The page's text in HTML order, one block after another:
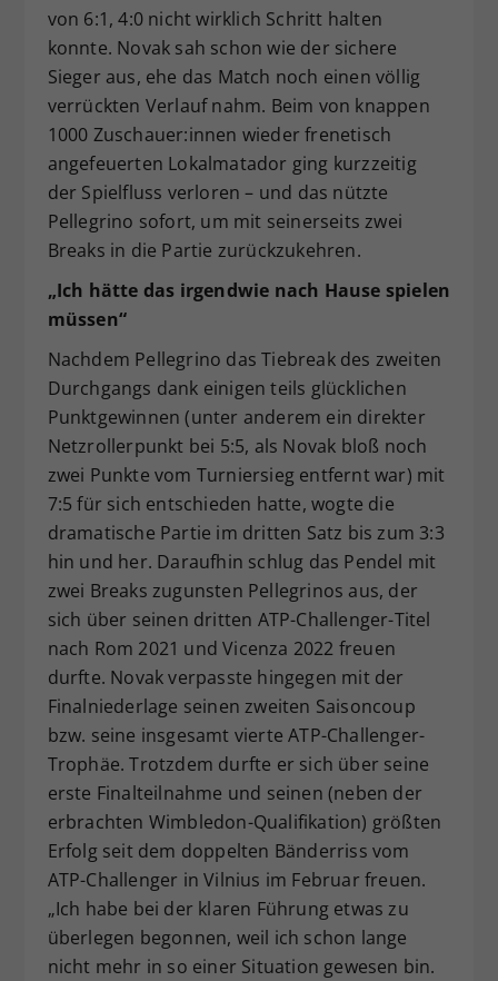
von 6:1, 4:0 nicht wirklich Schritt halten
konnte. Novak sah schon wie der sichere
Sieger aus, ehe das Match noch einen völlig
verrückten Verlauf nahm. Beim von knappen
1000 Zuschauer:innen wieder frenetisch
angefeuerten Lokalmatador ging kurzzeitig
der Spielfluss verloren – und das nützte
Pellegrino sofort, um mit seinerseits zwei
Breaks in die Partie zurückzukehren.
„Ich hätte das irgendwie nach Hause spielen
müssen“
Nachdem Pellegrino das Tiebreak des zweiten
Durchgangs dank einigen teils glücklichen
Punktgewinnen (unter anderem ein direkter
Netzrollerpunkt bei 5:5, als Novak bloß noch
zwei Punkte vom Turniersieg entfernt war) mit
7:5 für sich entschieden hatte, wogte die
dramatische Partie im dritten Satz bis zum 3:3
hin und her. Daraufhin schlug das Pendel mit
zwei Breaks zugunsten Pellegrinos aus, der
sich über seinen dritten ATP-Challenger-Titel
nach Rom 2021 und Vicenza 2022 freuen
durfte. Novak verpasste hingegen mit der
Finalniederlage seinen zweiten Saisoncoup
bzw. seine insgesamt vierte ATP-Challenger-
Trophäe. Trotzdem durfte er sich über seine
erste Finalteilnahme und seinen (neben der
erbrachten Wimbledon-Qualifikation) größten
Erfolg seit dem doppelten Bänderriss vom
ATP-Challenger in Vilnius im Februar freuen.
„Ich habe bei der klaren Führung etwas zu
überlegen begonnen, weil ich schon lange
nicht mehr in so einer Situation gewesen bin.